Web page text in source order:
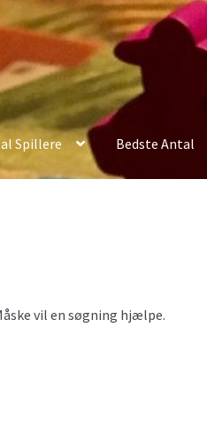
Spillere Bedste Antal
vil en søgning hjælpe.